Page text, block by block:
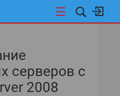
серверов с
2008